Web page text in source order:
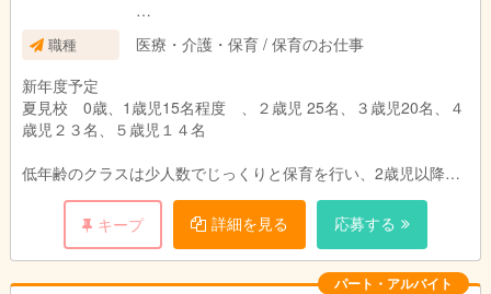
朝シフト(7:30-)または夜シフト(19:30まで）に
入れる方は時給を優遇します(1500円）。ただ
に限ります。
職種
医療・介護・保育 / 保育のお仕事
新年度予定
夏見校 0歳、1歳児15名程度 、２歳児 25名、３歳児20名、４
歳児２３名、５歳児１４名
低年齢のクラスは少人数でじっくりと保育を行い、2歳児以降は
インターナショナルクラスが開始されますので、保育の補助に日
本語・英語どちらのシフトをご希望されるのかご相談可能で
す。 今回募集をしますのは、０、１、２歳児に補助として入れ
る先生です。複数担任生のクラスなので、未経験の方も一緒に学
べます。
キープ 詳細を見る 応募する
パート・アルバイト